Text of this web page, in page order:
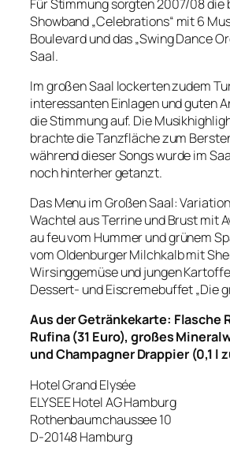
Für Stimmung sorgten 2007/08 die
Showband „Celebrations“ mit 6
Boulevard und das „Swing Dance
Saal.
Im großen Saal lockerten zudem
interessanten Einlagen und guten
die Stimmung auf. Die
brachte die Tanzfläche zum
während dieser Songs wurde im
noch hinterher getanzt.
Das Menu im Großen Saal:
Wachtel aus Terrine und Brust mit
au feu vom Hummer und grünem
vom Oldenburger Milchkalb mit
Wirsinggemüse und jungen
Dessert- und Eiscremebuffet „Die
Aus der Getränkekarte: Flasche
Rufina (31 Euro), großes
und Champagner Drappier (0,1 l
Hotel Grand Elysée
ELYSEE Hotel AG Hamburg
Rothenbaumchaussee 10
D-20148 Hamburg